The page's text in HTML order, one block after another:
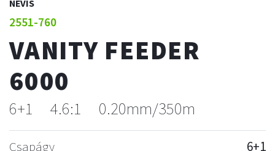
NEVIS
2551-760
VANITY FEEDER
6000
6+1 4.6:1 0.20mm/350m
Csapágy
6+1